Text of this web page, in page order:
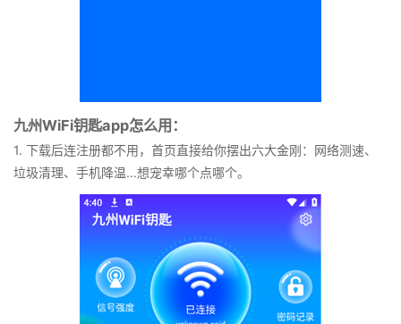
九州WiFi钥匙app怎么用：
1. 下载后连注册都不用，首页直接给你摆出六大金刚：网络测速、
垃圾清理、手机降温...想宠幸哪个点哪个。